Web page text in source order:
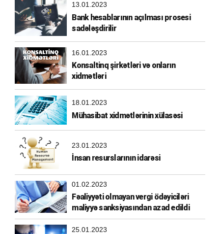
13.01.2023
Bank hesablarının açılması prosesi
sadələşdirilir
16.01.2023
Konsaltinq şirkətləri və onların
xidmətləri
18.01.2023
Mühasibat xidmətlərinin xülasəsi
23.01.2023
İnsan resurslarının idarəsi
01.02.2023
Fəaliyyəti olmayan vergi ödəyiciləri
maliyyə sanksiyasından azad edildi
25.01.2023